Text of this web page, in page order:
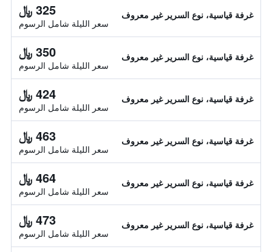
غرفة قياسية، نوع السرير غير معروف 325 ﷼
سعر الليلة شامل الرسوم
غرفة قياسية، نوع السرير غير معروف 350 ﷼
سعر الليلة شامل الرسوم
غرفة قياسية، نوع السرير غير معروف 424 ﷼
سعر الليلة شامل الرسوم
غرفة قياسية، نوع السرير غير معروف 463 ﷼
سعر الليلة شامل الرسوم
غرفة قياسية، نوع السرير غير معروف 464 ﷼
سعر الليلة شامل الرسوم
غرفة قياسية، نوع السرير غير معروف 473 ﷼
سعر الليلة شامل الرسوم